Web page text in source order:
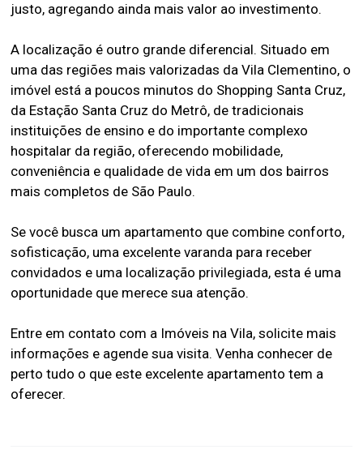
justo, agregando ainda mais valor ao investimento.
A localização é outro grande diferencial. Situado em
uma das regiões mais valorizadas da Vila Clementino, o
imóvel está a poucos minutos do Shopping Santa Cruz,
da Estação Santa Cruz do Metrô, de tradicionais
instituições de ensino e do importante complexo
hospitalar da região, oferecendo mobilidade,
conveniência e qualidade de vida em um dos bairros
mais completos de São Paulo.
Se você busca um apartamento que combine conforto,
sofisticação, uma excelente varanda para receber
convidados e uma localização privilegiada, esta é uma
oportunidade que merece sua atenção.
Entre em contato com a Imóveis na Vila, solicite mais
informações e agende sua visita. Venha conhecer de
perto tudo o que este excelente apartamento tem a
oferecer.